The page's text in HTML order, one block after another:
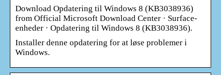
Download Opdatering til Windows 8 (KB3038936)
from Official Microsoft Download Center · Surface-
enheder · Opdatering til Windows 8 (KB3038936).
Installer denne opdatering for at løse problemer i
Windows.